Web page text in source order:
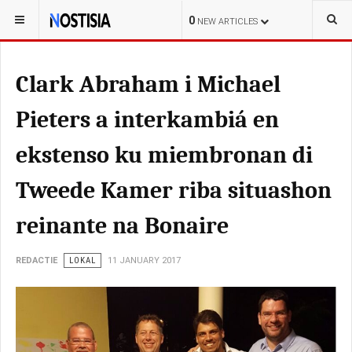
0 NEW ARTICLES
YOU ARE HERE: BONAIRE
Clark Abraham i Michael
Pieters a interkambiá en
ekstenso ku miembronan di
Tweede Kamer riba situashon
reinante na Bonaire
REDACTIE LOKAL 11 JANUARY 2017